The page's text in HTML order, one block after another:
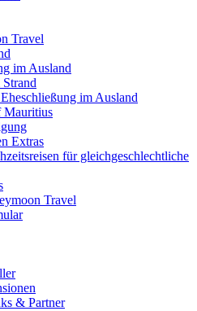
Travel
im Ausland
im Ausland
Mauritius
Extras
für gleichgeschlechtliche
Travel
& Partner